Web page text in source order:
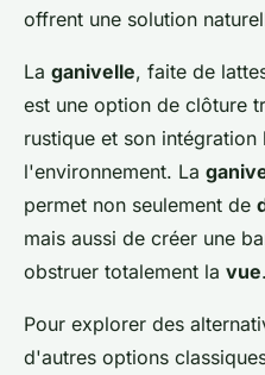
offrent une solution
La ganivelle, faite de
est une option de clôture
rustique et son intégration
l'environnement. La
permet non seulement de
mais aussi de créer une
obstruer totalement la vue.
Pour explorer des
d'autres options